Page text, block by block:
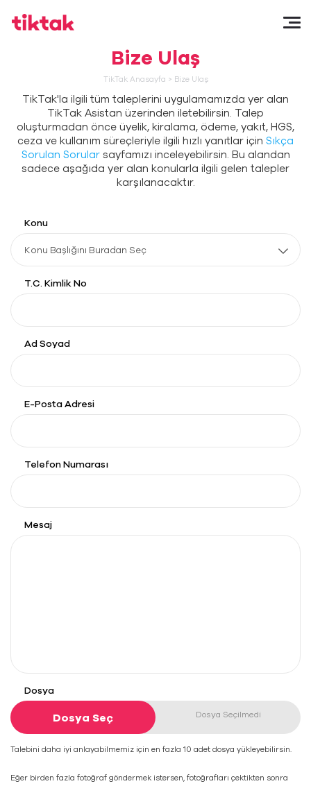
Bize Ulaş
TikTak Anasayfa > Bize Ulaş
TikTak'la ilgili tüm taleplerini uygulamamızda yer alan
TikTak Asistan üzerinden iletebilirsin. Talep
oluşturmadan önce üyelik, kiralama, ödeme, yakıt, HGS,
ceza ve kullanım süreçleriyle ilgili hızlı yanıtlar için Sıkça
Sorulan Sorularsayfamızı inceleyebilirsin. Bu alandan
sadece aşağıda yer alan konularla ilgili gelen talepler
karşılanacaktır.
Konu
Konu Başlığını Buradan Seç
T.C. Kimlik No
Ad Soyad
E-Posta Adresi
Telefon Numarası
Mesaj
Dosya
Dosya Seç Dosya Seçilmedi
Talebini daha iyi anlayabilmemiz için en fazla 10 adet dosya yükleyebilirsin.
Eğer birden fazla fotoğraf göndermek istersen, fotoğrafları çektikten sonra